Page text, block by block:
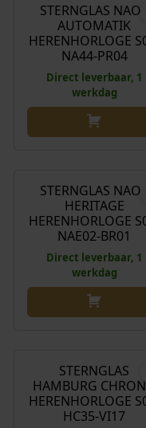
STERNGLAS NAOS
AUTOMATIK
HERENHORLOGE
NA44-PR04
Direct leverbaar, 1
werkdag
STERNGLAS NAOS
HERITAGE
HERENHORLOGE
NAE02-BR01
Direct leverbaar, 1
werkdag
STERNGLAS
HAMBURG
HERENHORLOGE
HC35-VI17